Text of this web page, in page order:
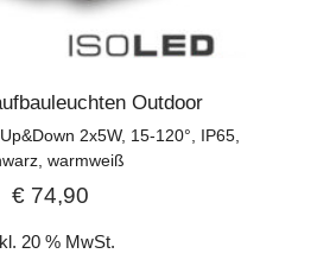
Outdoor
2x5W, 15-120°, IP65,
warmweiß
€ 74,90
20 % MwSt.